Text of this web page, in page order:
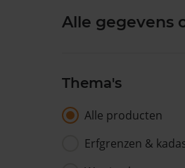
Alle gegevens
Thema's
Alle producten
Erfgrenzen &